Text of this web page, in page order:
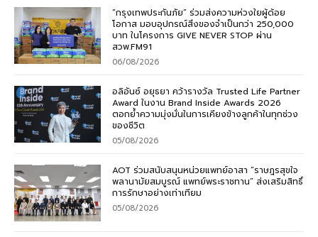
“กรุงเทพประกันภัย” ร่วมส่งความห่วงใยผู้ด้อย
โอกาส มอบอุปกรณ์สิ่งของจำเป็นกว่า 250,000
บาท ในโครงการ GIVE NEVER STOP ผ่าน
สวพ.FM91
06/08/2026
อลิอันซ์ อยุธยา คว้ารางวัล Trusted Life Partner
Award ในงาน Brand Inside Awards 2026
ตอกย้ำความมุ่งมั่นในการเคียงข้างลูกค้าในทุกช่วง
ของชีวิต
05/08/2026
AOT ร่วมสนับสนุนหน่วยแพทย์อาสา “ราษฎรสุขใจ
พลานามัยสมบูรณ์ แพทย์พระราชทาน” ส่งเสริมสิทธิ์
การรักษาอย่างเท่าเทียม
05/08/2026